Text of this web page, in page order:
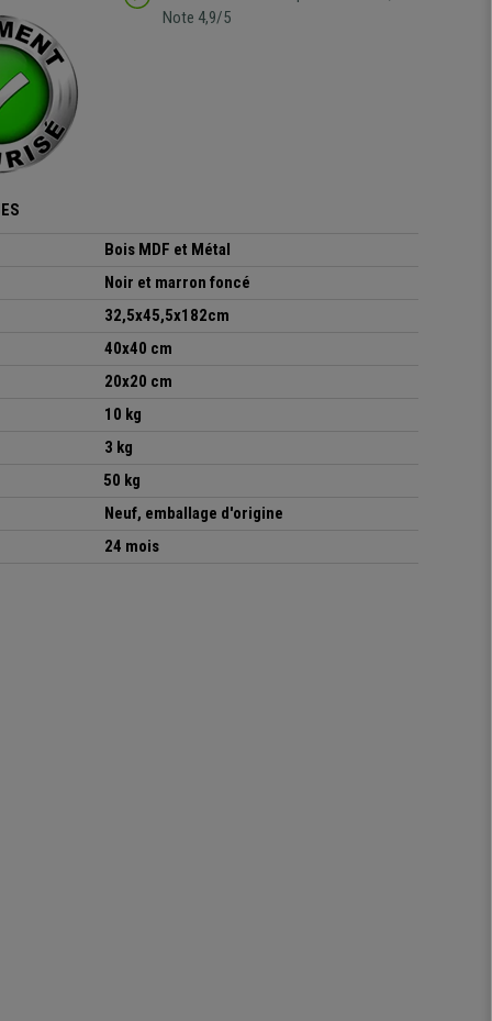
Note 4,9/5
Bois MDF et Métal
Noir et marron foncé
32,5x45,5x182cm
40x40 cm
20x20 cm
10 kg
3 kg
50 kg
Neuf, emballage d'origine
24 mois